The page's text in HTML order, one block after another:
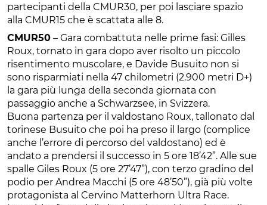
partecipanti della CMUR30, per poi lasciare spazio
alla CMUR15 che è scattata alle 8.
CMUR50 – Gara combattuta nelle prime fasi: Gilles
Roux, tornato in gara dopo aver risolto un piccolo
risentimento muscolare, e Davide Busuito non si
sono risparmiati nella 47 chilometri (2.900 metri D+)
la gara più lunga della seconda giornata con
passaggio anche a Schwarzsee, in Svizzera.
Buona partenza per il valdostano Roux, tallonato dal
torinese Busuito che poi ha preso il largo (complice
anche l’errore di percorso del valdostano) ed è
andato a prendersi il successo in 5 ore 18’42”. Alle sue
spalle Giles Roux (5 ore 27’47”), con terzo gradino del
podio per Andrea Macchi (5 ore 48’50”), già più volte
protagonista al Cervino Matterhorn Ultra Race.